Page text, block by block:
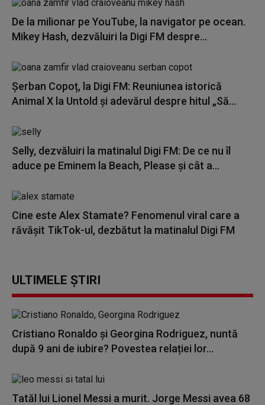
De la milionar pe YouTube, la navigator pe ocean.
Mikey Hash, dezvăluiri la Digi FM despre...
Șerban Copoț, la Digi FM: Reuniunea istorică
Animal X la Untold și adevărul despre hitul „Să...
Selly, dezvăluiri la matinalul Digi FM: De ce nu îl
aduce pe Eminem la Beach, Please și cât a...
Cine este Alex Stamate? Fenomenul viral care a
răvășit TikTok-ul, dezbătut la matinalul Digi FM
ULTIMELE ȘTIRI
Cristiano Ronaldo și Georgina Rodriguez, nuntă
după 9 ani de iubire? Povestea relației lor...
Tatăl lui Lionel Messi a murit. Jorge Messi avea 68